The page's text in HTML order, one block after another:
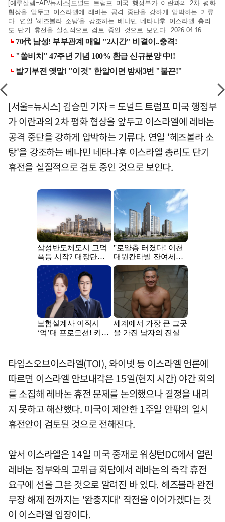
[예루살렘=AP/뉴시스]도널드 트럼프 미국 행정부가 이란과의 2차 평화
협상을 앞두고 이스라엘에 레바논 공격 중단을 강하게 압박하는 기류
다. 연일 '헤즈볼라 소탕'을 강조하는 베냐민 네타냐후 이스라엘 총리
도 단기 휴전을 실질적으로 검토 중인 것으로 보인다. 2026.04.16.
[서울=뉴시스] 김승민 기자 = 도널드 트럼프 미국 행정부
가 이란과의 2차 평화 협상을 앞두고 이스라엘에 레바논
공격 중단을 강하게 압박하는 기류다. 연일 '헤즈볼라 소
탕'을 강조하는 베냐민 네타냐후 이스라엘 총리도 단기
휴전을 실질적으로 검토 중인 것으로 보인다.
타임스오브이스라엘(TOI), 와이넷 등 이스라엘 언론에
따르면 이스라엘 안보내각은 15일(현지 시간) 야간 회의
를 소집해 레바논 휴전 문제를 논의했으나 결정을 내리
지 못하고 해산했다. 미국이 제안한 1주일 안팎의 일시
휴전안이 검토된 것으로 전해진다.
앞서 이스라엘은 14일 미국 중재로 워싱턴DC에서 열린
레바논 정부와의 고위급 회담에서 레바논의 즉각 휴전
요구에 선을 그은 것으로 알려진 바 있다. 헤즈볼라 완전
무장 해제 전까지는 '완충지대' 작전을 이어가겠다는 것
이 이스라엘 입장이다.